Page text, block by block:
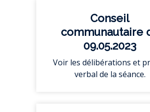
Conseil
communautaire
09.05.2023
Voir les délibérations et
verbal de la séance.